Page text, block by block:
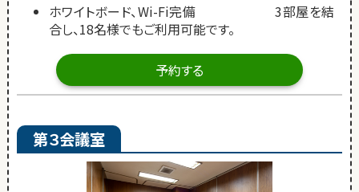
ホワイトボード、Wi-Fi完備 3部屋を結
合し、18名様でもご利用可能です。
予約する
第３会議室